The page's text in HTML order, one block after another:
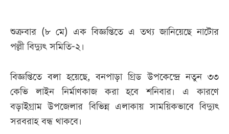
পেপার
শুক্রবার (৮ মে) এক বিজ্ঞপ্তিতে এ তথ্য জানিয়েছে নাটোর
পল্লী বিদ্যুৎ সমিতি-২।
বিজ্ঞপ্তিতে বলা হয়েছে, বনপাড়া গ্রিড উপকেন্দ্রে নতুন ৩৩
কেভি লাইন নির্মাণকাজ করা হবে শনিবার। এ কারণে
বড়াইগ্রাম উপজেলার বিভিন্ন এলাকায় সাময়িকভাবে বিদ্যুৎ
সরবরাহ বন্ধ থাকবে।